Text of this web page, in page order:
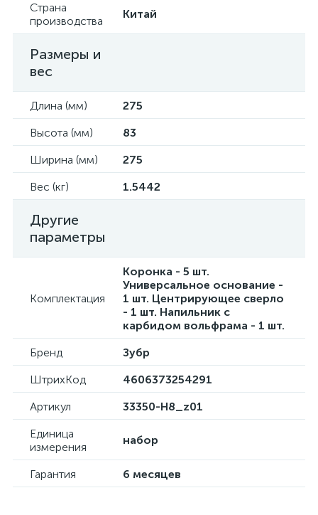
Страна
производства
Китай
Размеры и
вес
Длина (мм)
275
Высота (мм)
83
Ширина (мм)
275
Вес (кг)
1.5442
Другие
параметры
Комплектация
Коронка - 5 шт.
Универсальное основание -
1 шт. Центрирующее сверло
- 1 шт. Напильник с
карбидом вольфрама - 1 шт.
Бренд
Зубр
ШтрихКод
4606373254291
Артикул
33350-H8_z01
Единица
измерения
набор
Гарантия 6 месяцев